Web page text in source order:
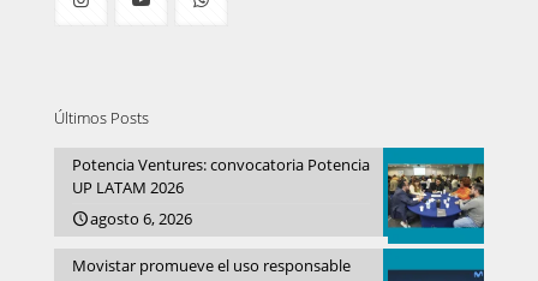
Últimos Posts
Potencia Ventures: convocatoria Potencia
UP LATAM 2026
agosto 6, 2026
Movistar promueve el uso responsable